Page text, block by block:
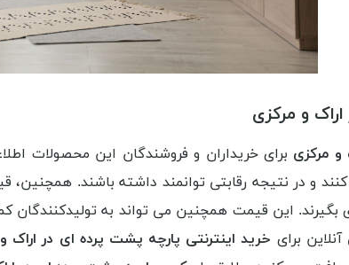
و مرکزی
و مرکزی برای خریداران و فروشندگان این محصولات
و در نتیجه رقابتی توانمند داشته باشند.
این قیمت همچنین می تواند به تولیدکنندگان
برای خرید اینترنتی پارچه پشت پرده ای در اراک